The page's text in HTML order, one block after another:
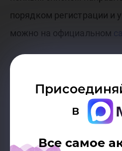
в
Все самое
порядком регистрации и
можно на официальном